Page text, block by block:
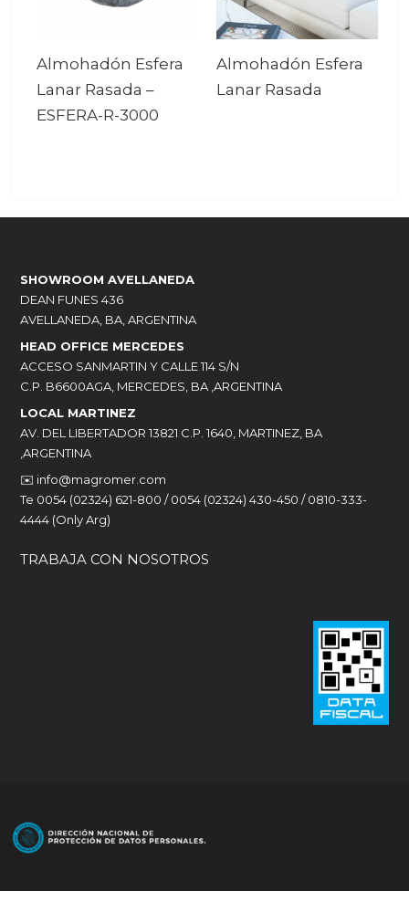
Almohadón Esfera
Lanar Rasada –
ESFERA-R-3000
Almohadón Esfera
Lanar Rasada
SHOWROOM AVELLANEDA
DEAN FUNES 436
AVELLANEDA, BA, ARGENTINA
HEAD OFFICE MERCEDES
ACCESO SANMARTIN Y CALLE 114 S/N
C.P. B6600AGA, MERCEDES, BA ,ARGENTINA
LOCAL MARTINEZ
AV. DEL LIBERTADOR 13821 C.P. 1640, MARTINEZ, BA
,ARGENTINA
✉️ info@magromer.com
Te 0054 (02324) 621-800 / 0054 (02324) 430-450 / 0810-333-
4444 (Only Arg)
TRABAJA CON NOSOTROS